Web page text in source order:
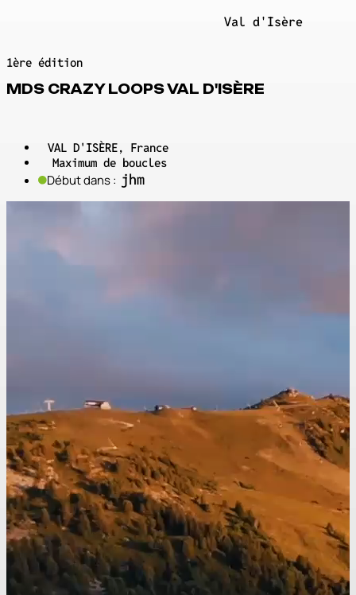
1ère édition
MDS CRAZY LOOPS VAL D'ISÈRE
VAL D'ISÈRE, France
Maximum de boucles
Début dans : jhm